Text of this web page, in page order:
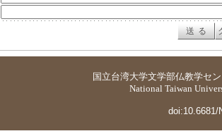
国立台湾大学文学部仏教学セ
National Taiwan
doi:10.6681/